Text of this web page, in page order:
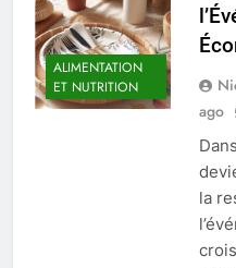
ALIMENTATION
ET NUTRITION
ago
la